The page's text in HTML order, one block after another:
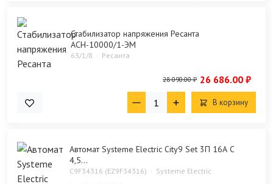
Стабилизатор напряжения Ресанта
АСН-10000/1-ЭМ
63/1/8 Ресанта
28 090.00 ₽ 26 686.00 ₽
В корзину
Автомат Systeme Electric City9 Set 3П 16А С
4,5...
C9F34316 (EZ9F34316) Systeme Electric